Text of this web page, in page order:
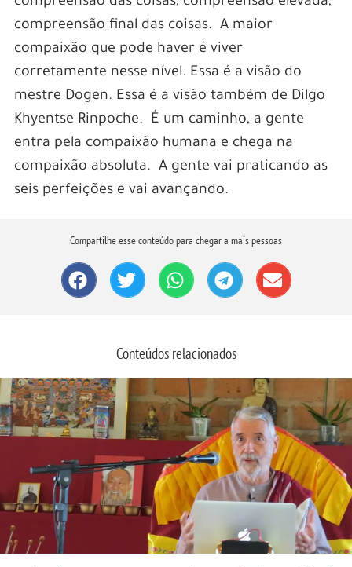
compreensão final das coisas. A maior
compaixão que pode haver é viver
corretamente nesse nível. Essa é a visão do
mestre Dogen. Essa é a visão também de Dilgo
Khyentse Rinpoche. É um caminho, a gente
entra pela compaixão humana e chega na
compaixão absoluta. A gente vai praticando as
seis perfeições e vai avançando.
Compartilhe esse conteúdo para chegar a mais pessoas
Conteúdos relacionados